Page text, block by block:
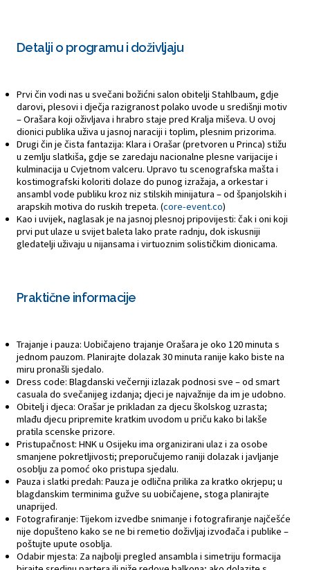
Detalji o programu i doživljaju
Prvi čin vodi nas u svečani božićni salon obitelji Stahlbaum, gdje
darovi, plesovi i dječja razigranost polako uvode u središnji motiv
– Orašara koji oživljava i hrabro staje pred Kralja miševa. U ovoj
dionici publika uživa u jasnoj naraciji i toplim, plesnim prizorima.
Drugi čin je čista fantazija: Klara i Orašar (pretvoren u Princa) stižu
u zemlju slatkiša, gdje se zaredaju nacionalne plesne varijacije i
kulminacija u Cvjetnom valceru. Upravo tu scenografska mašta i
kostimografski koloriti dolaze do punog izražaja, a orkestar i
ansambl vode publiku kroz niz stilskih minijatura – od španjolskih i
arapskih motiva do ruskih trepeta. (core-event.co)
Kao i uvijek, naglasak je na jasnoj plesnoj pripovijesti: čak i oni koji
prvi put ulaze u svijet baleta lako prate radnju, dok iskusniji
gledatelji uživaju u nijansama i virtuoznim solističkim dionicama.
Praktične informacije
Trajanje i pauza: Uobičajeno trajanje Orašara je oko 120 minuta s
jednom pauzom. Planirajte dolazak 30 minuta ranije kako biste na
miru pronašli sjedalo.
Dress code: Blagdanski večernji izlazak podnosi sve – od smart
casuala do svečanijeg izdanja; djeci je najvažnije da im je udobno.
Obitelj i djeca: Orašar je prikladan za djecu školskog uzrasta;
mlađu djecu pripremite kratkim uvodom u priču kako bi lakše
pratila scenske prizore.
Pristupačnost: HNK u Osijeku ima organizirani ulaz i za osobe
smanjene pokretljivosti; preporučujemo raniji dolazak i javljanje
osoblju za pomoć oko pristupa sjedalu.
Pauza i slatki predah: Pauza je odlična prilika za kratko okrjepu; u
blagdanskim terminima gužve su uobičajene, stoga planirajte
unaprijed.
Fotografiranje: Tijekom izvedbe snimanje i fotografiranje najčešće
nije dopušteno kako se ne bi remetio doživljaj izvođača i publike –
poštujte upute osoblja.
Odabir mjesta: Za najbolji pregled ansambla i simetriju formacija